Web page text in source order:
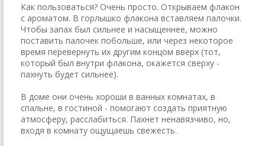
Как пользоваться? Очень просто. Открываем флакон
с ароматом. В горлышко флакона вставляем палочки.
Чтобы запах был сильнее и насыщеннее, можно
поставить палочек побольше, или через некоторое
время перевернуть их другим концом вверх (тот,
который был внутри флакона, окажется сверху -
пахнуть будет сильнее).
В доме они очень хороши в ванных комнатах, в
спальне, в гостиной - помогают создать приятную
атмосферу, расслабиться. Пахнет ненавязчиво, но,
входя в комнату ощущаешь свежесть.